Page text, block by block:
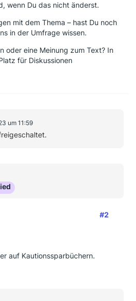
wenn Du das nicht änderst.
mit dem Thema – hast Du noch
in der Umfrage wissen.
oder eine Meinung zum Text? In
für Diskussionen
um 11:59
#2
auf Kautionssparbüchern.